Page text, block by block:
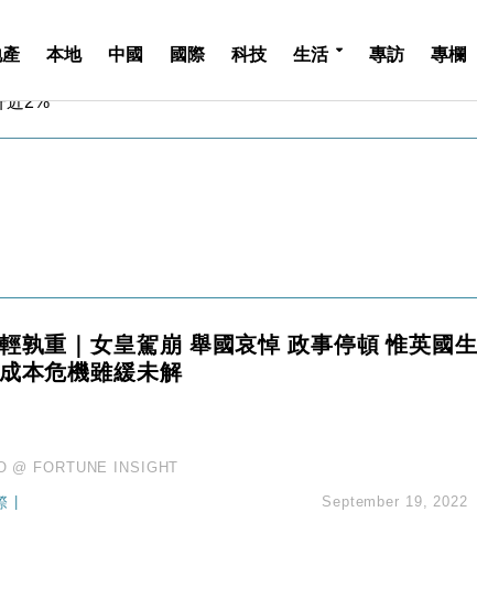
本地 中國 國際 科技 生活 專訪 專欄
近2%
注未上市公司
場 加快海外市場落地
」 43歲女子損失近6900萬元
近2%
CEO蔡德粦接任
最長跌勢
期 貿易順差達1125億美元
6.28萬億日圓干預創新高
彈藥庫存緊張
孰重｜女皇駕崩 舉國哀悼 政事停頓 惟英國生
本危機雖緩未解
@ FORTUNE INSIGHT
September 19, 2022